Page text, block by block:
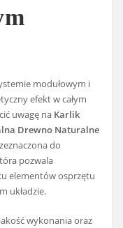
modułowym i
efekt w całym
uwagę na Karlik
Drewno Naturalne
do
pozwala
elementów osprzętu
układzie.
wykonania oraz